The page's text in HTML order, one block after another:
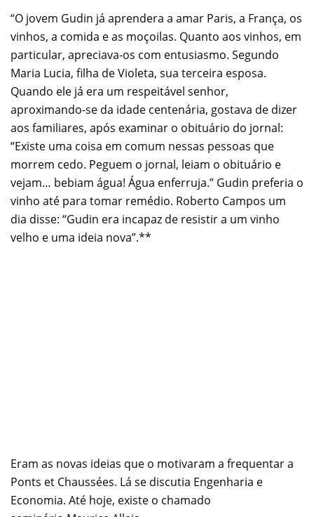
“O jovem Gudin já aprendera a amar Paris, a França, os
vinhos, a comida e as moçoilas. Quanto aos vinhos, em
particular, apreciava-os com entusiasmo. Segundo
Maria Lucia, filha de Violeta, sua terceira esposa.
Quando ele já era um respeitável senhor,
aproximando-se da idade centenária, gostava de dizer
aos familiares, após examinar o obituário do jornal:
“Existe uma coisa em comum nessas pessoas que
morrem cedo. Peguem o jornal, leiam o obituário e
vejam… bebiam água! Água enferruja.” Gudin preferia o
vinho até para tomar remédio. Roberto Campos um
dia disse: “Gudin era incapaz de resistir a um vinho
velho e uma ideia nova”.**
Eram as novas ideias que o motivaram a frequentar a
Ponts et Chaussées. Lá se discutia Engenharia e
Economia. Até hoje, existe o chamado